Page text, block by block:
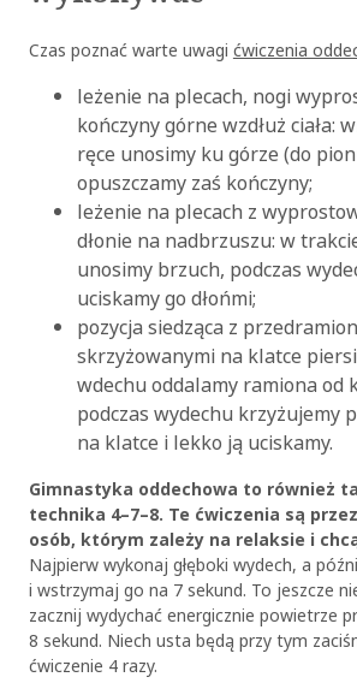
Czas poznać warte uwagi ćwiczenia
leżenie na plecach, nogi
kończyny górne wzdłuż ciała:
ręce unosimy ku górze (do
opuszczamy zaś kończyny;
leżenie na plecach z
dłonie na nadbrzuszu: w
unosimy brzuch, podczas
uciskamy go dłońmi;
pozycja siedząca z
skrzyżowanymi na klatce
wdechu oddalamy ramiona od
podczas wydechu krzyżujemy
na klatce i lekko ją uciskamy.
Gimnastyka oddechowa to również
technika 4–7–8. Te ćwiczenia są
osób, którym zależy na relaksie i
Najpierw wykonaj głęboki wydech, a
i wstrzymaj go na 7 sekund. To jeszcze
zacznij wydychać energicznie powietrze
8 sekund. Niech usta będą przy tym
ćwiczenie 4 razy.